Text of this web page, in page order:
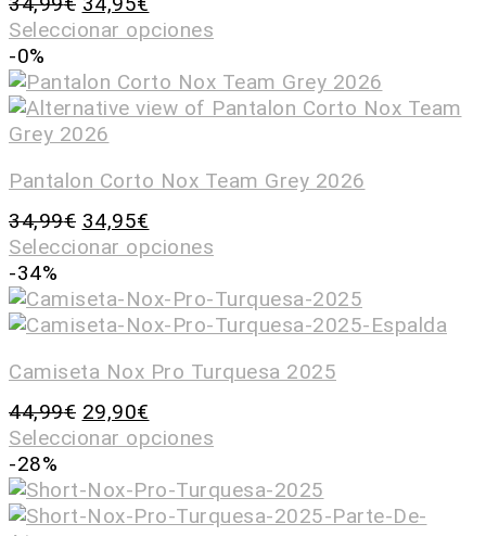
Seleccionar opciones
-0%
Pantalon Corto Nox Team Grey 2026
34,99€ 34,95€
Seleccionar opciones
-34%
Camiseta Nox Pro Turquesa 2025
44,99€ 29,90€
Seleccionar opciones
-28%